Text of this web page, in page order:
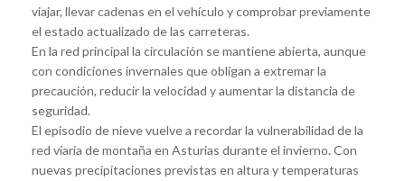
viajar, llevar cadenas en el vehículo y comprobar previamente
el estado actualizado de las carreteras.
En la red principal la circulación se mantiene abierta, aunque
con condiciones invernales que obligan a extremar la
precaución, reducir la velocidad y aumentar la distancia de
seguridad.
El episodio de nieve vuelve a recordar la vulnerabilidad de la
red viaria de montaña en Asturias durante el invierno. Con
nuevas precipitaciones previstas en altura y temperaturas